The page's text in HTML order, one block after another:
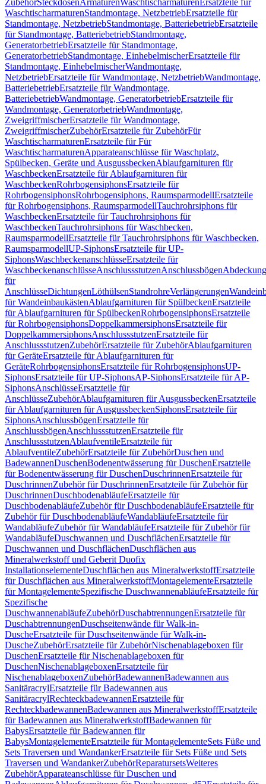
ZubehörSteckdosenArmaturenWaschtischarmaturen Ersatzteile für
WaschtischarmaturenStandmontage, NetzbetriebErsatzteile für
Standmontage, NetzbetriebStandmontage, BatteriebetriebErsatzteile
für Standmontage, BatteriebetriebStandmontage,
GeneratorbetriebErsatzteile für Standmontage,
GeneratorbetriebStandmontage, EinhebelmischerErsatzteile für
Standmontage, EinhebelmischerWandmontage,
NetzbetriebErsatzteile für Wandmontage, NetzbetriebWandmontage,
BatteriebetriebErsatzteile für Wandmontage,
BatteriebetriebWandmontage, GeneratorbetriebErsatzteile für
Wandmontage, GeneratorbetriebWandmontage,
ZweigriffmischerErsatzteile für Wandmontage,
ZweigriffmischerZubehörErsatzteile für ZubehörFür
WaschtischarmaturenErsatzteile für Für
WaschtischarmaturenApparateanschlüsse für Waschplatz,
Spülbecken, Geräte und AusgussbeckenAblaufgarnituren für
WaschbeckenErsatzteile für Ablaufgarnituren für
WaschbeckenRohrbogensiphonsErsatzteile für
RohrbogensiphonsRohrbogensiphons, RaumsparmodellErsatzteile
für Rohrbogensiphons, RaumsparmodellTauchrohrsiphons für
WaschbeckenErsatzteile für Tauchrohrsiphons für
WaschbeckenTauchrohrsiphons für Waschbecken,
RaumsparmodellErsatzteile für Tauchrohrsiphons für Waschbecken,
RaumsparmodellUP-SiphonsErsatzteile für UP-
SiphonsWaschbeckenanschlüsseErsatzteile für
WaschbeckenanschlüsseAnschlussstutzenAnschlussbögen
für
AnschlüsseDichtungenLöthülsenStandrohreVerlängerungen
für WandeinbaukästenAblaufgarnituren für SpülbeckenErsatzteile
für Ablaufgarnituren für SpülbeckenRohrbogensiphonsErsatzteile
für RohrbogensiphonsDoppelkammersiphonsErsatzteile für
DoppelkammersiphonsAnschlussstutzenErsatzteile für
AnschlussstutzenZubehörErsatzteile für ZubehörAblaufgarnituren
für GeräteErsatzteile für Ablaufgarnituren für
GeräteRohrbogensiphonsErsatzteile für RohrbogensiphonsUP-
SiphonsErsatzteile für UP-SiphonsAP-SiphonsErsatzteile für AP-
SiphonsAnschlüsseErsatzteile für
AnschlüsseZubehörAblaufgarnituren für AusgussbeckenErsatzteile
für Ablaufgarnituren für AusgussbeckenSiphonsErsatzteile für
SiphonsAnschlussbögenErsatzteile für
AnschlussbögenAnschlussstutzenErsatzteile für
AnschlussstutzenAblaufventileErsatzteile für
AblaufventileZubehörErsatzteile für ZubehörDuschen und
BadewannenDuschenBodenentwässerung für DuschenErsatzteile
für Bodenentwässerung für DuschenDuschrinnenErsatzteile für
DuschrinnenZubehör für DuschrinnenErsatzteile für Zubehör für
DuschrinnenDuschbodenabläufeErsatzteile für
DuschbodenabläufeZubehör für DuschbodenabläufeErsatzteile für
Zubehör für DuschbodenabläufeWandabläufeErsatzteile für
WandabläufeZubehör für WandabläufeErsatzteile für Zubehör für
WandabläufeDuschwannen und DuschflächenErsatzteile für
Duschwannen und DuschflächenDuschflächen aus
Mineralwerkstoff und Geberit Duofix
InstallationselementeDuschflächen aus MineralwerkstoffErsatzteile
für Duschflächen aus MineralwerkstoffMontagelementeErsatzteile
für MontagelementeSpezifische DuschwannenabläufeErsatzteile für
Spezifische
DuschwannenabläufeZubehörDuschabtrennungenErsatzteile für
DuschabtrennungenDuschseitenwände für Walk-in-
DuscheErsatzteile für Duschseitenwände für Walk-in-
DuscheZubehörErsatzteile für ZubehörNischenablageboxen für
DuschenErsatzteile für Nischenablageboxen für
DuschenNischenablageboxenErsatzteile für
NischenablageboxenZubehörBadewannenBadewannen aus
SanitäracrylErsatzteile für Badewannen aus
SanitäracrylRechteckbadewannenErsatzteile für
RechteckbadewannenBadewannen aus MineralwerkstoffErsatzteile
für Badewannen aus MineralwerkstoffBadewannen für
BabysErsatzteile für Badewannen für
BabysMontagelementeErsatzteile für MontagelementeSets Füße und
Sets Traversen und WandankerErsatzteile für Sets Füße und Sets
Traversen und WandankerZubehörReparatursetsWeiteres
ZubehörApparateanschlüsse für Duschen und